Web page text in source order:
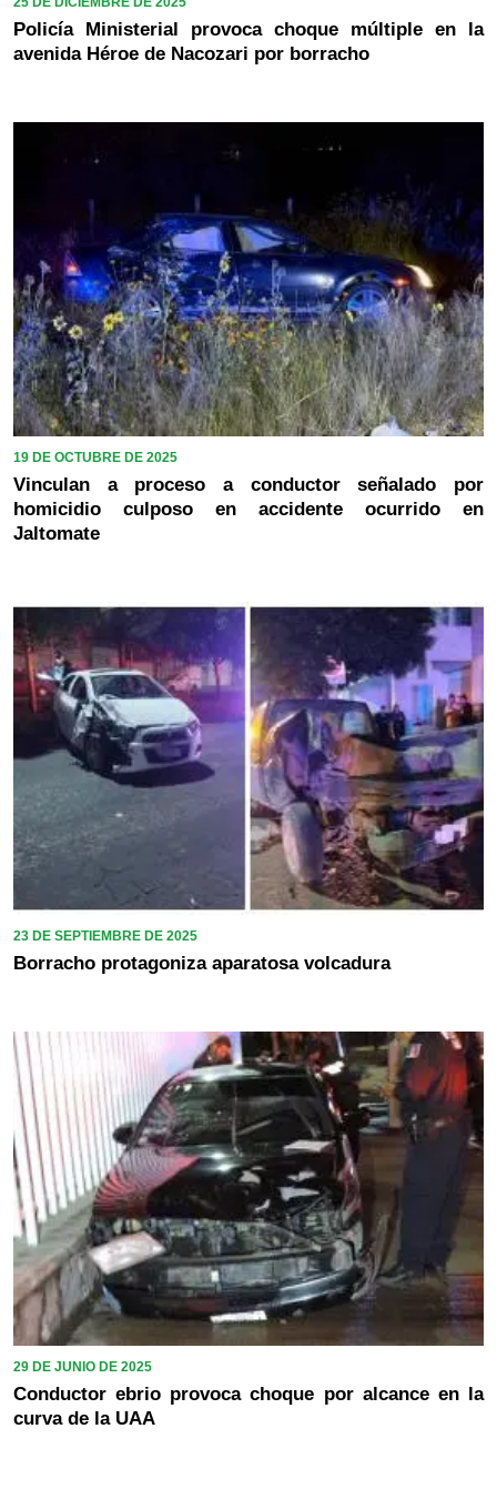
Policía Ministerial provoca choque múltiple en la
avenida Héroe de Nacozari por borracho
19 DE OCTUBRE DE 2025
Vinculan a proceso a conductor señalado por
homicidio culposo en accidente ocurrido en
Jaltomate
23 DE SEPTIEMBRE DE 2025
Borracho protagoniza aparatosa volcadura
29 DE JUNIO DE 2025
Conductor ebrio provoca choque por alcance en la
curva de la UAA